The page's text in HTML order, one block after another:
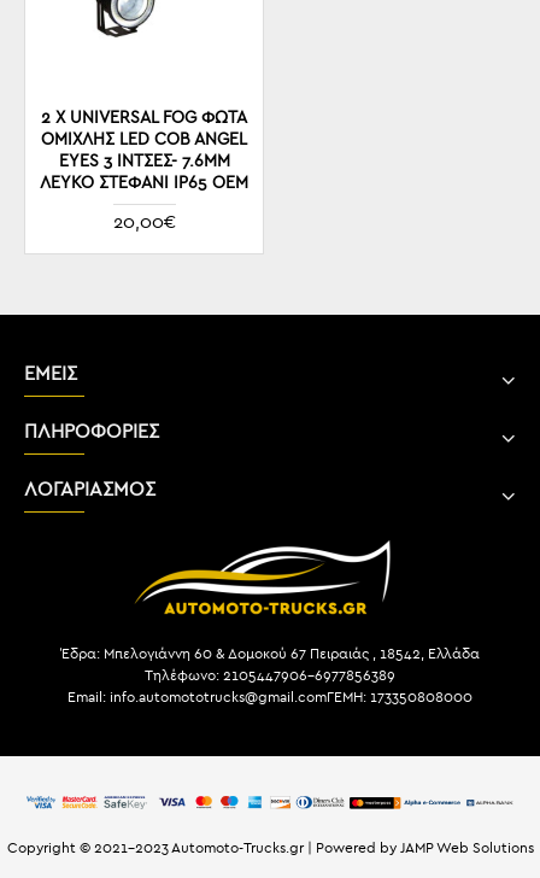
2 Χ UNIVERSAL FOG ΦΏΤΑ
ΟΜΊΧΛΗΣ LED COB ANGEL
EYES 3 ΊΝΤΣΕΣ- 7.6MM
ΛΕΥΚΌ ΣΤΕΦΆΝΙ IP65 OEM
20,00€
ΕΜΕΙΣ
ΠΛΗΡΟΦΟΡΙΕΣ
ΛΟΓΑΡΙΑΣΜΟΣ
Έδρα: Μπελογιάννη 60 & Δομοκού 67 Πειραιάς , 18542, Ελλάδα
Τηλέφωνο: 2105447906-6977856389
Email: info.automototrucks@gmail.comΓΕΜΗ: 173350808000
Copyright © 2021-2023 Automoto-Trucks.gr | Powered by JAMP Web Solutions